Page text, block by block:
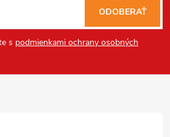
s podmienkami ochrany osobných
ODOBERAŤ